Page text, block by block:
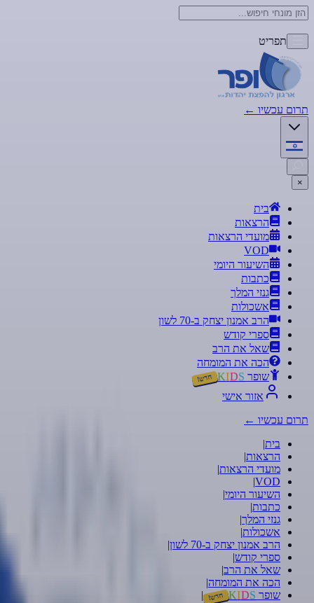
תפריט
תרום עכשיו ←
×
בית
הרצאות
מועדי הרצאות
VOD
השיעור היומי
כתבות
גנזי המלך
אשכולות
הרב אמנון יצחק ב-70 לשון
ספרי קודש
שאל את הרב
הכה את המומחה
שופר
KIDS חדש!
אזור אישי
תרום עכשיו ←
בית|
הרצאות|
מועדי הרצאות|
VOD
|
השיעור היומי|
כתבות|
גנזי המלך|
אשכולות|
הרב אמנון יצחק ב-70 לשון
|
ספרי קודש|
שאל את הרב|
הכה את המומחה|
שופר
KIDS חדש! |